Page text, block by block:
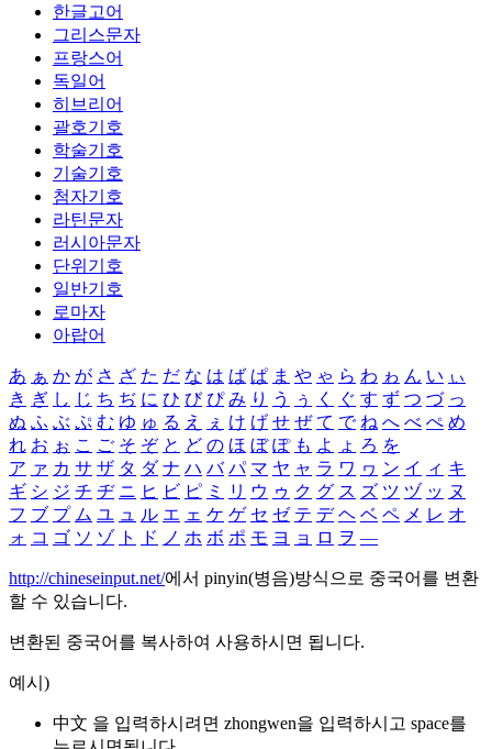
한글고어
그리스문자
프랑스어
독일어
히브리어
괄호기호
학술기호
기술기호
첨자기호
라틴문자
러시아문자
단위기호
일반기호
로마자
아랍어
あ ぁ か が さ ざ た だ な は ば ぱ ま や ゃ ら わ ゎ ん い ぃ
き ぎ し じ ち ぢ に ひ び ぴ み り う ぅ く ぐ す ず つ づ っ
ぬ ふ ぶ ぷ む ゆ ゅ る え ぇ け げ せ ぜ て で ね へ べ ぺ め
れ お ぉ こ ご そ ぞ と ど の ほ ぼ ぽ も よ ょ ろ を
ア ァ カ サ ザ タ ダ ナ ハ バ パ マ ヤ ャ ラ ワ ヮ ン イ ィ キ
ギ シ ジ チ ヂ ニ ヒ ビ ピ ミ リ ウ ゥ ク グ ス ズ ツ ヅ ッ ヌ
フ ブ プ ム ユ ュ ル エ ェ ケ ゲ セ ゼ テ デ ヘ ベ ペ メ レ オ
ォ コ ゴ ソ ゾ ト ド ノ ホ ボ ポ モ ヨ ョ ロ ヲ ―
http://chineseinput.net/에서 pinyin(병음)방식으로 중국어를 변환
할 수 있습니다.
변환된 중국어를 복사하여 사용하시면 됩니다.
예시)
中文 을 입력하시려면 zhongwen을 입력하시고 space를